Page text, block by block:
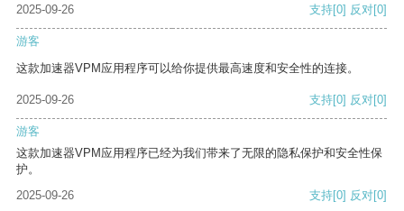
2025-09-26
支持[0] 反对[0]
游客
这款加速器VPM应用程序可以给你提供最高速度和安全性的连接。
2025-09-26 支持[0] 反对[0]
游客
这款加速器VPM应用程序已经为我们带来了无限的隐私保护和安全性保
护。
2025-09-26
支持[0] 反对[0]